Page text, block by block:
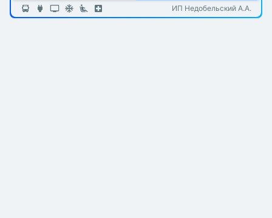
ИП Недобельский А.А.